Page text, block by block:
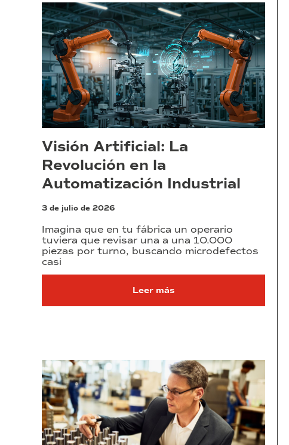
Visión Artificial: La
Revolución en la
Automatización Industrial
3 de julio de 2026
Imagina que en tu fábrica un operario
tuviera que revisar una a una 10.000
piezas por turno, buscando microdefectos
casi
Leer más